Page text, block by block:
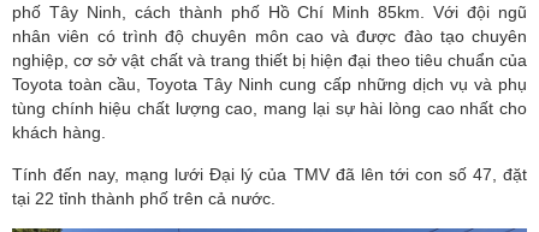
phố Tây Ninh, cách thành phố Hồ Chí Minh 85km. Với đội ngũ
nhân viên có trình độ chuyên môn cao và được đào tạo chuyên
nghiệp, cơ sở vật chất và trang thiết bị hiện đại theo tiêu chuẩn của
Toyota toàn cầu, Toyota Tây Ninh cung cấp những dịch vụ và phụ
tùng chính hiệu chất lượng cao, mang lại sự hài lòng cao nhất cho
khách hàng.
Tính đến nay, mạng lưới Đại lý của TMV đã lên tới con số 47, đặt
tại 22 tỉnh thành phố trên cả nước.